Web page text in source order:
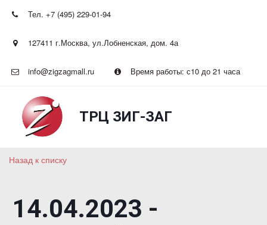
Тел. +7 (495) 229-01-94
127411 г.Москва, ул.Лобненская, дом. 4а
info@zigzagmall.ru Время работы: с10 до 21 часа
ТРЦ ЗИГ-ЗАГ
Назад к списку
14.04.2023 -